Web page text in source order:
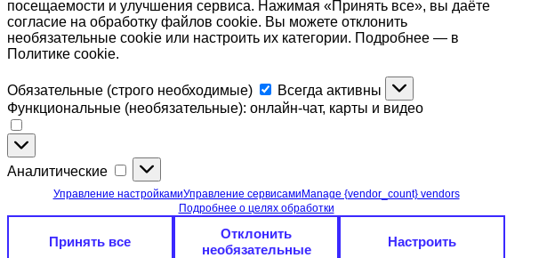
посещаемости и улучшения сервиса. Нажимая «Принять все», вы даёте
согласие на обработку файлов cookie. Вы можете отклонить
необязательные cookie или настроить их категории. Подробнее — в
Политике cookie.
Обязательные (строго необходимые)
Обязательные
(строго
необходимые)
Всегда активны
Функциональные (необязательные): онлайн-чат, карты и видео
Функциональные
(необязательные):
онлайн-
и
Аналитические Аналитические
Управление настройкамиУправление сервисамиManage {vendor_count} vendors
Подробнее о целях обработки
Принять все
Отклонить
необязательные
Настроить